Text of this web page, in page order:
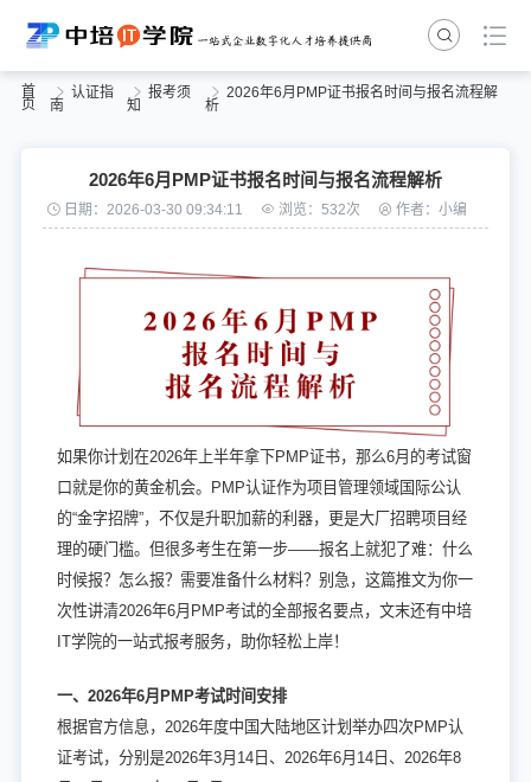
首
页
认证指
南
报考须
知
2026年6月PMP证书报名时间与报名流程解
析
2026年6月PMP证书报名时间与报名流程解析
日期：2026-03-30 09:34:11 浏览：532次 作者：小编
如果你计划在2026年上半年拿下PMP证书，那么6月的考试窗
口就是你的黄金机会。PMP认证作为项目管理领域国际公认
的“金字招牌”，不仅是升职加薪的利器，更是大厂招聘项目经
理的硬门槛。但很多考生在第一步——报名上就犯了难：什么
时候报？怎么报？需要准备什么材料？别急，这篇推文为你一
次性讲清2026年6月PMP考试的全部报名要点，文末还有中培
IT学院的一站式报考服务，助你轻松上岸！
一、2026年6月PMP考试时间安排
根据官方信息，2026年度中国大陆地区计划举办四次PMP认
证考试，分别是2026年3月14日、2026年6月14日、2026年8